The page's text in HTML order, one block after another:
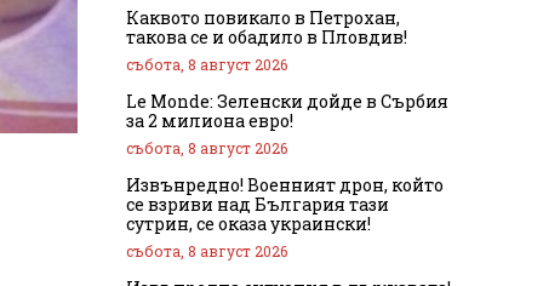
Каквото повикало в Петрохан,
такова се и обадило в Пловдив!
събота, 8 август 2026
Le Monde: Зеленски дойде в Сърбия
за 2 милиона евро!
събота, 8 август 2026
Извънредно! Военният дрон, който
се взриви над България тази
сутрин, се оказа украински!
събота, 8 август 2026